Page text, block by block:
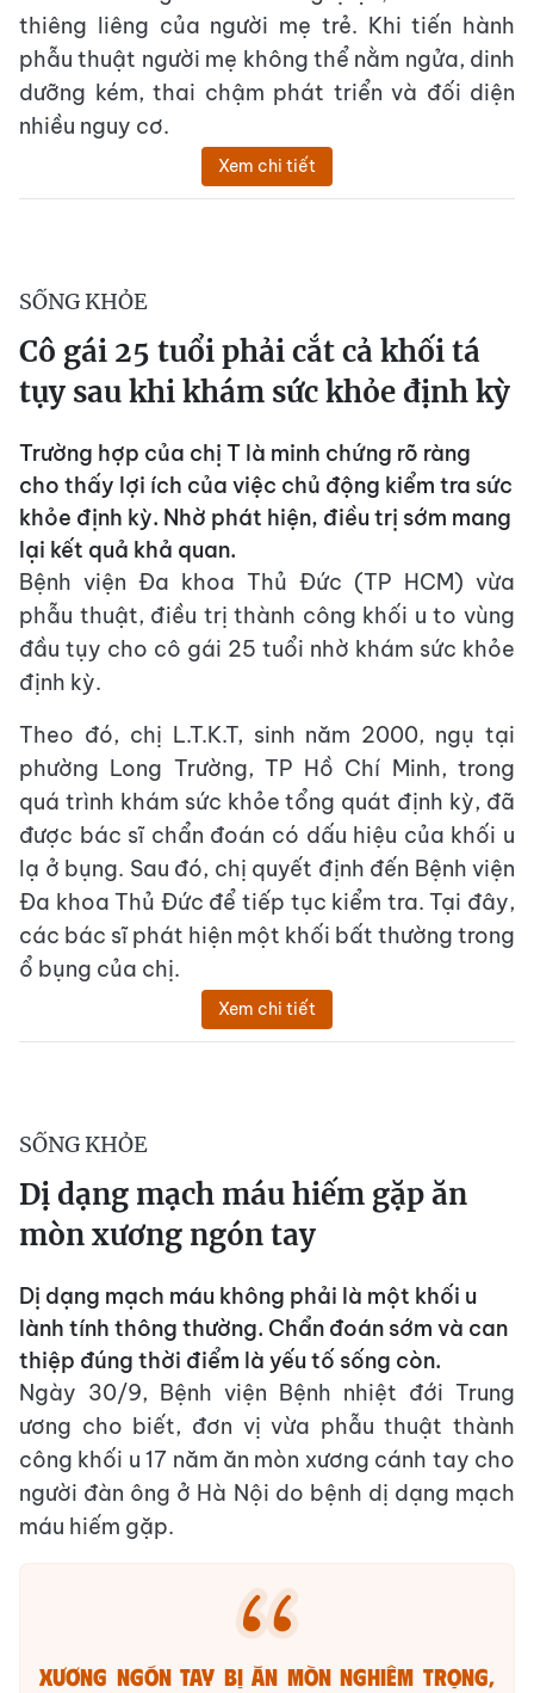
thiêng liêng của người mẹ trẻ. Khi tiến hành
phẫu thuật người mẹ không thể nằm ngửa, dinh
dưỡng kém, thai chậm phát triển và đối diện
nhiều nguy cơ.
Xem chi tiết
SỐNG KHỎE
Cô gái 25 tuổi phải cắt cả khối tá
tụy sau khi khám sức khỏe định kỳ
Trường hợp của chị T là minh chứng rõ ràng
cho thấy lợi ích của việc chủ động kiểm tra sức
khỏe định kỳ. Nhờ phát hiện, điều trị sớm mang
lại kết quả khả quan.
Bệnh viện Đa khoa Thủ Đức (TP HCM) vừa
phẫu thuật, điều trị thành công khối u to vùng
đầu tụy cho cô gái 25 tuổi nhờ khám sức khỏe
định kỳ.
Theo đó, chị L.T.K.T, sinh năm 2000, ngụ tại
phường Long Trường, TP Hồ Chí Minh, trong
quá trình khám sức khỏe tổng quát định kỳ, đã
được bác sĩ chẩn đoán có dấu hiệu của khối u
lạ ở bụng. Sau đó, chị quyết định đến Bệnh viện
Đa khoa Thủ Đức để tiếp tục kiểm tra. Tại đây,
các bác sĩ phát hiện một khối bất thường trong
ổ bụng của chị.
Xem chi tiết
SỐNG KHỎE
Dị dạng mạch máu hiếm gặp ăn
mòn xương ngón tay
Dị dạng mạch máu không phải là một khối u
lành tính thông thường. Chẩn đoán sớm và can
thiệp đúng thời điểm là yếu tố sống còn.
Ngày 30/9, Bệnh viện Bệnh nhiệt đới Trung
ương cho biết, đơn vị vừa phẫu thuật thành
công khối u 17 năm ăn mòn xương cánh tay cho
người đàn ông ở Hà Nội do bệnh dị dạng mạch
máu hiếm gặp.
Xương ngón tay bị ăn mòn nghiêm trọng,